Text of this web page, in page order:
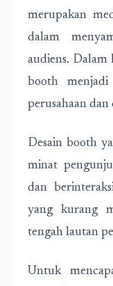
merupakan
dalam
audiens. Dalam
booth
perusahaan dan
Desain booth
minat
dan
yang kurang
tengah lautan
Untuk